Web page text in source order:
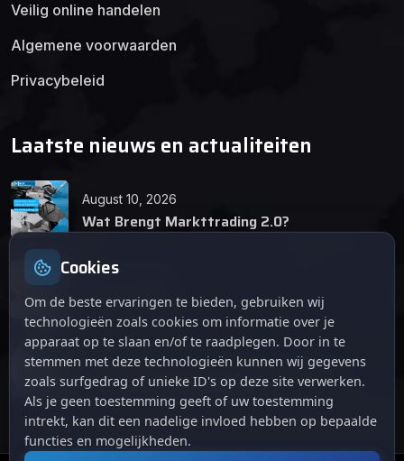
Veilig online handelen
Algemene voorwaarden
Privacybeleid
Laatste nieuws en actualiteiten
August 10, 2026
Wat Brengt Markttrading 2.0?
Tips en Tricks
April 12, 2026
De opkomst van Markttrading 2.0: Een
revolutie in online handelen.
Cookies
Om de beste ervaringen te bieden, gebruiken wij
technologieën zoals cookies om informatie over je
apparaat op te slaan en/of te raadplegen. Door in te
stemmen met deze technologieën kunnen wij gegevens
zoals surfgedrag of unieke ID's op deze site verwerken.
Als je geen toestemming geeft of uw toestemming
intrekt, kan dit een nadelige invloed hebben op bepaalde
functies en mogelijkheden.